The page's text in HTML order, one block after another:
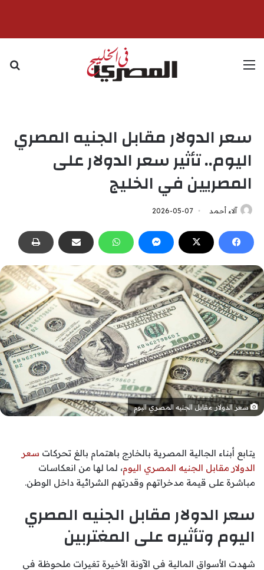
القائمة
سعر الدولار مقابل الجنيه المصري
اليوم.. تأثير سعر الدولار على
المصريين في الخليج
آلاء أحمد 2026-05-07
سعر الدولار مقابل الجنيه المصري اليوم
يتابع أبناء الجالية المصرية بالخارج باهتمام بالغ تحركات سعر
الدولار مقابل الجنيه المصري اليوم، لما لها من انعكاسات
مباشرة على قيمة مدخراتهم وقدرتهم الشرائية داخل الوطن.
سعر الدولار مقابل الجنيه المصري
اليوم وتأثيره على المغتربين
شهدت الأسواق المالية في الآونة الأخيرة تغيرات ملحوظة في